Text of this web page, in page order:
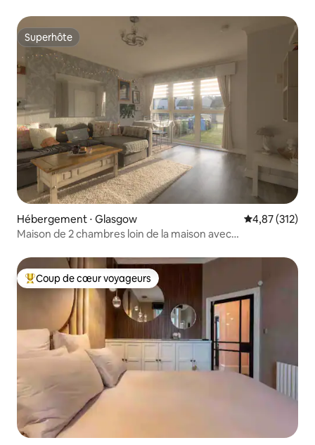
Superhôte
Superhôte
Hébergement ⋅ Glasgow Évaluation
4,87 (312)
Maison de 2 chambres loin de la maison avec
Coups de cœur voyageurs les plus appréciés
Coup de cœur voyageurs